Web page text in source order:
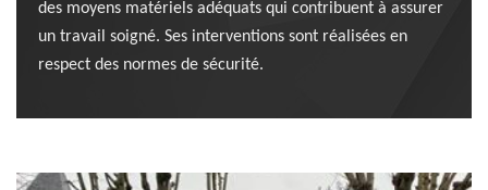
des moyens matériels adéquats qui contribuent à assurer
un travail soigné. Ses interventions sont réalisées en
respect des normes de sécurité.